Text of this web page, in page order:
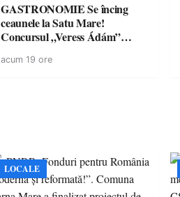
GASTRONOMIE Se încing
ceaunele la Satu Mare!
Concursul „Veress Ádám”
spectaculoase, premii și un jurat
acum 19 ore
LOCALE